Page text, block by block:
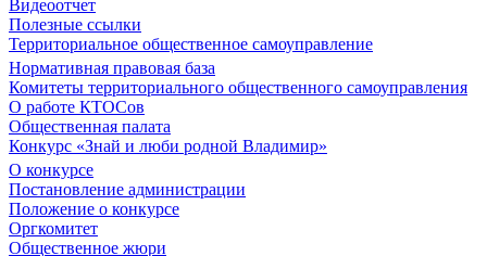
Видеоотчет
Полезные ссылки
Территориальное общественное самоуправление
Нормативная правовая база
Комитеты территориального общественного самоуправления
О работе КТОСов
Общественная палата
Конкурс «Знай и люби родной Владимир»
О конкурсе
Постановление администрации
Положение о конкурсе
Оргкомитет
Общественное жюри